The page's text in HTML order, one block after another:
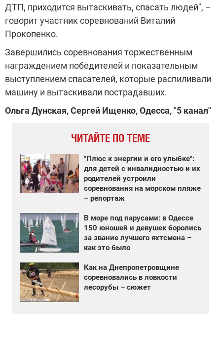
ДТП, приходится вытаскивать, спасать людей", –
говорит участник соревнований Виталий
Прокопенко.
Завершились соревнования торжественным
награждением победителей и показательным
выступлением спасателей, которые распиливали
машину и вытаскивали пострадавших.
Ольга Дунская, Сергей Ищенко, Одесса, "5 канал"
ЧИТАЙТЕ ПО ТЕМЕ
"Плюс к энергии и его улыбке":
для детей с инвалидностью и их
родителей устроили
соревнования на морском пляже
– репортаж
В море под парусами: в Одессе
150 юношей и девушек боролись
за звание лучшего яхтсмена –
как это было
Как на Днепропетровщине
соревновались в ловкости
лесорубы – сюжет